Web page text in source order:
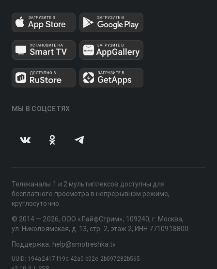
МЫ В СОЦСЕТЯХ
Телеканалы 1 и 2 мультиплексов доступны для
бесплатного просмотра в непрерывном режиме,
круглосуточно.
© 2014 — 2026, ООО «ЛайфСтрим», 109240, г. Москва,
ул. Николоямская, д. 13, стр. 2, этаж 2, ИНН 7710918800
Поддержка: help@smotreshka.tv
UUID: 194a2417-f19d-42a0-b02e-2b097282b565